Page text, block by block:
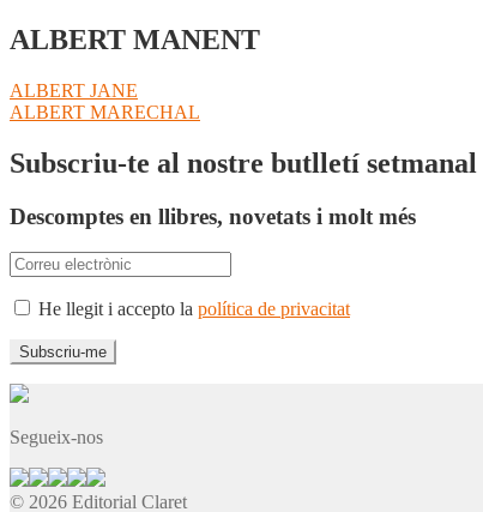
ALBERT MANENT
Navegació
d'entrades
Entrada
anterior:
ALBERT JANE
Pròxima
ALBERT MARECHAL
Subscriu-te al nostre butlletí setmanal
Descomptes en llibres, novetats i molt més
He llegit i accepto la política de privacitat
Segueix-nos
© 2026 Editorial Claret